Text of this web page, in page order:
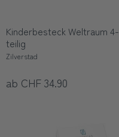
Kinderbesteck Weltraum 4-
teilig
Zilverstad
ab CHF 34.90